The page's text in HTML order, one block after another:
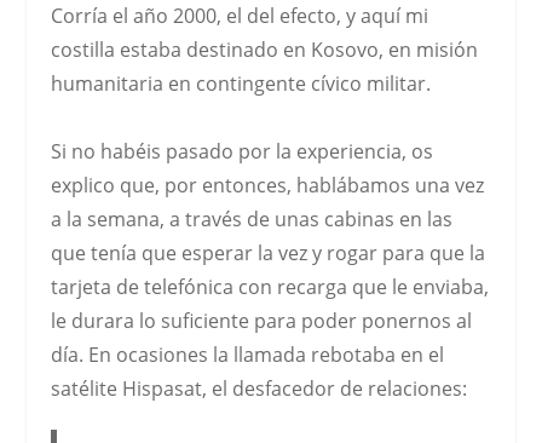
Corría el año 2000, el del efecto, y aquí mi
costilla estaba destinado en Kosovo, en misión
humanitaria en contingente cívico militar.
Si no habéis pasado por la experiencia, os
explico que, por entonces, hablábamos una vez
a la semana, a través de unas cabinas en las
que tenía que esperar la vez y rogar para que la
tarjeta de telefónica con recarga que le enviaba,
le durara lo suficiente para poder ponernos al
día. En ocasiones la llamada rebotaba en el
satélite Hispasat, el desfacedor de relaciones: